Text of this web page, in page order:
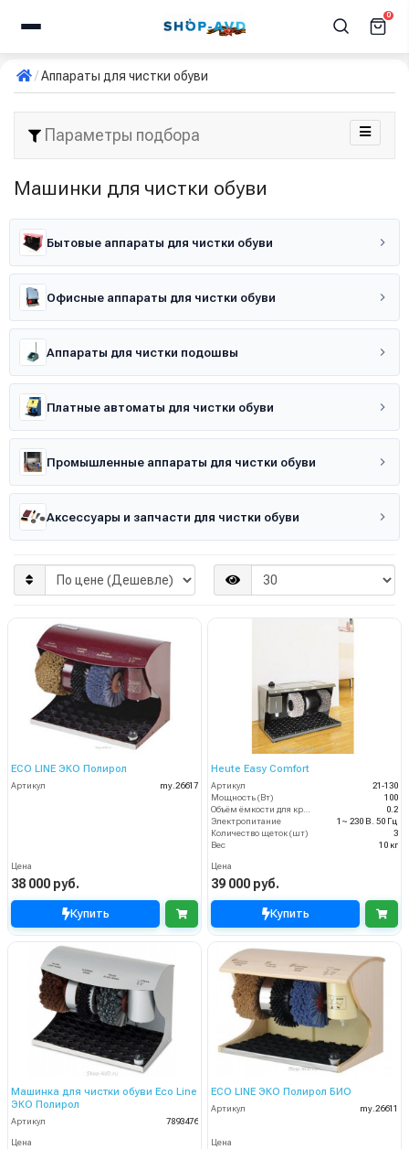
0
Аппараты для чистки обуви
Параметры подбора
Машинки для чистки обуви
Бытовые аппараты для чистки обуви
Офисные аппараты для чистки обуви
Аппараты для чистки подошвы
Платные автоматы для чистки обуви
Промышленные аппараты для чистки обуви
Аксессуары и запчасти для чистки обуви
ECO LINE ЭКО Полирол
Артикул my.26617
Цена
38 000 руб.
Купить
Heute Easy Comfort
Артикул
21-130
Мощность (Вт)
100
0.2
Электропитание
1~ 230 В. 50 Гц
Количество щеток (шт)
3
Вес
10 кг
Цена
39 000 руб.
Купить
Машинка для чистки обуви Eco Line
ЭКО Полирол
Артикул 7893476
Цена
ECO LINE ЭКО Полирол БИО
Артикул my.26611
Цена